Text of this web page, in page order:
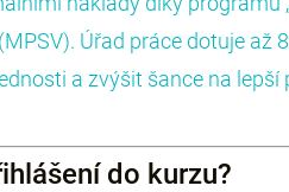
Úřad práce dotuje až
a zvýšit šance na
do kurzu?